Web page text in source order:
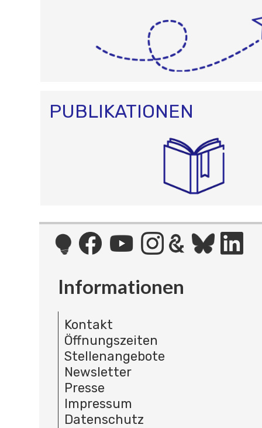
PUBLIKATIONEN
Informationen
Kontakt
Öffnungszeiten
Stellenangebote
Newsletter
Presse
Impressum
Datenschutz